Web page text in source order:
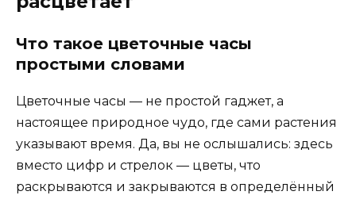
Что такое цветочные часы
простыми словами
Цветочные часы — не простой гаджет, а
настоящее природное чудо, где сами растения
указывают время. Да, вы не ослышались: здесь
вместо цифр и стрелок — цветы, что
раскрываются и закрываются в определённый